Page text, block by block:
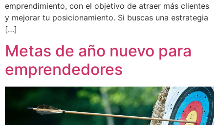
emprendimiento, con el objetivo de atraer más clientes
y mejorar tu posicionamiento. Si buscas una estrategia
[…]
Metas de año nuevo para
emprendedores